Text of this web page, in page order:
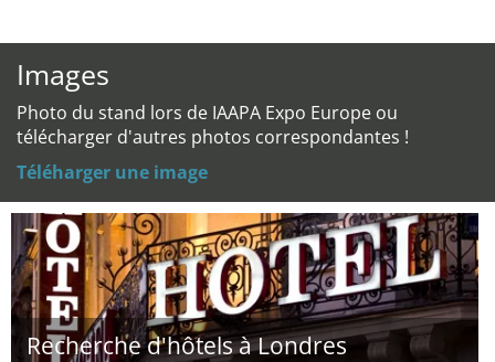
Images
Photo du stand lors de IAAPA Expo Europe ou
télécharger d'autres photos correspondantes !
Téléharger une image
Recherche d'hôtels à Londres